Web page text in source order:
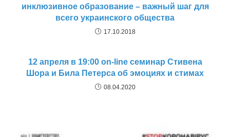
инклюзивное образование – важный шаг для
всего украинского общества
17.10.2018
12 апреля в 19:00 on-line семинар Стивена
Шора и Била Петерса об эмоциях и стимах
08.04.2020